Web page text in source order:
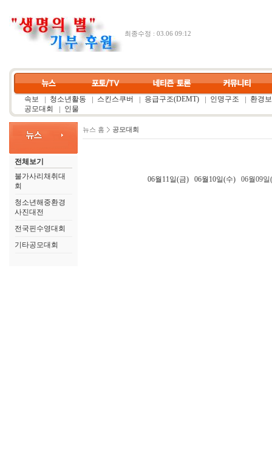
최종수정 : 03.06 09:12
속보 청소년활동 스킨스쿠버 응급구조(DEMT) 인명구조
환경
공모대회
인물
전체보기
불가사리채취대
회
청소년해중환경
사진대전
전국핀수영대회
기타공모대회
뉴스 홈 공모대회
06월11일(금) 06월10일(수) 06월09